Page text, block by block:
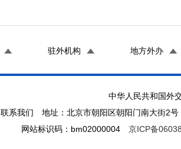
驻外机构 地方外办
中华人民共和国外
联系我们 地址：北京市朝阳区朝阳门南大街2
网站标识码：bm02000004 京ICP备